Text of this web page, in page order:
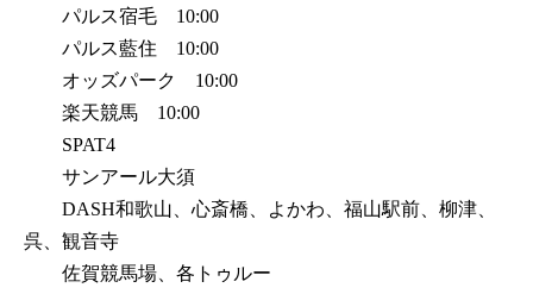
パルス宿毛 10:00
パルス藍住 10:00
オッズパーク 10:00
楽天競馬 10:00
SPAT4
サンアール大須
DASH和歌山、心斎橋、よかわ、福山駅前、柳津、
呉、観音寺
佐賀競馬場、各トゥルー